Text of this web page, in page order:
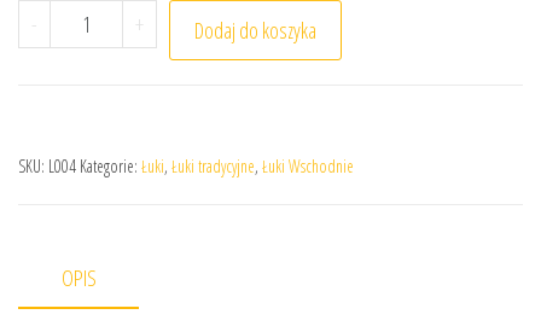
- ilość Łuk turecki Végh
+ Dodaj do koszyka
SKU: L004 Kategorie: Łuki, Łuki tradycyjne, Łuki Wschodnie
OPIS